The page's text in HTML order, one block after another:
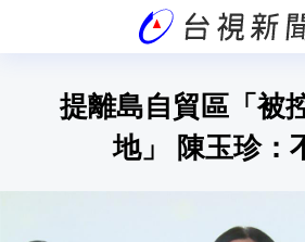
提離島自貿區「被
地」 陳玉珍：